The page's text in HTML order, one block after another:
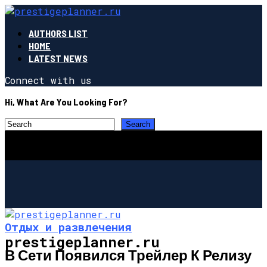
AUTHORS LIST
HOME
LATEST NEWS
Connect with us
Hi, What Are You Looking For?
prestigeplanner.ru
Отдых и развлечения
В Сети Появился Трейлер К Релизу